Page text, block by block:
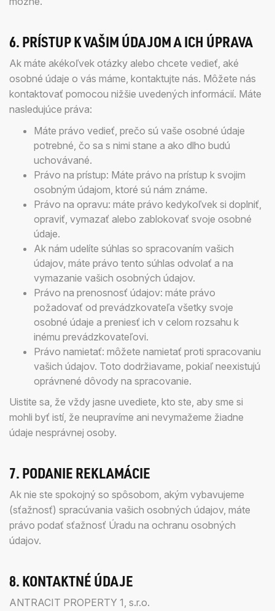
6. PRÍSTUP K VAŠIM ÚDAJOM A ICH ÚPRAVA
Ak máte akékoľvek otázky alebo chcete vedieť, aké
osobné údaje o vás máme, kontaktujte nás. Môžete nás
kontaktovať pomocou nižšie uvedených informácií. Máte
nasledujúce práva:
Máte právo vedieť, prečo sú vaše osobné údaje
potrebné, čo sa s nimi stane a ako dlho budú
uchovávané.
Právo na prístup: Máte právo na prístup k svojim
osobným údajom, ktoré sú nám známe.
Právo na opravu: máte právo kedykoľvek si doplniť,
opraviť, vymazať alebo zablokovať svoje osobné
údaje.
Ak nám udelíte súhlas so spracovaním vašich
údajov, máte právo tento súhlas odvolať a na
vymazanie vašich osobných údajov.
Právo na prenosnosť údajov: máte právo
požadovať od prevádzkovateľa všetky svoje
osobné údaje a preniesť ich v celom rozsahu k
inému prevádzkovateľovi.
Právo namietať: môžete namietať proti spracovaniu
vašich údajov. Toto dodržiavame, pokiaľ neexistujú
oprávnené dôvody na spracovanie.
Uistite sa, že vždy jasne uvediete, kto ste, aby sme si
mohli byť istí, že neupravíme ani nevymažeme žiadne
údaje nesprávnej osoby.
7. PODANIE REKLAMÁCIE
Ak nie ste spokojný so spôsobom, akým vybavujeme
(sťažnosť) spracúvania vašich osobných údajov, máte
právo podať sťažnosť Úradu na ochranu osobných
údajov.
8. KONTAKTNÉ ÚDAJE
ANTRACIT PROPERTY 1, s.r.o.